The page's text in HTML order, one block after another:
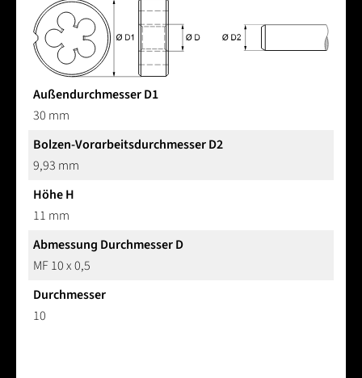
Außendurchmesser D1
30 mm
Bolzen-Vorarbeitsdurchmesser D2
9,93 mm
Höhe H
11 mm
Abmessung Durchmesser D
MF 10 x 0,5
Durchmesser
10